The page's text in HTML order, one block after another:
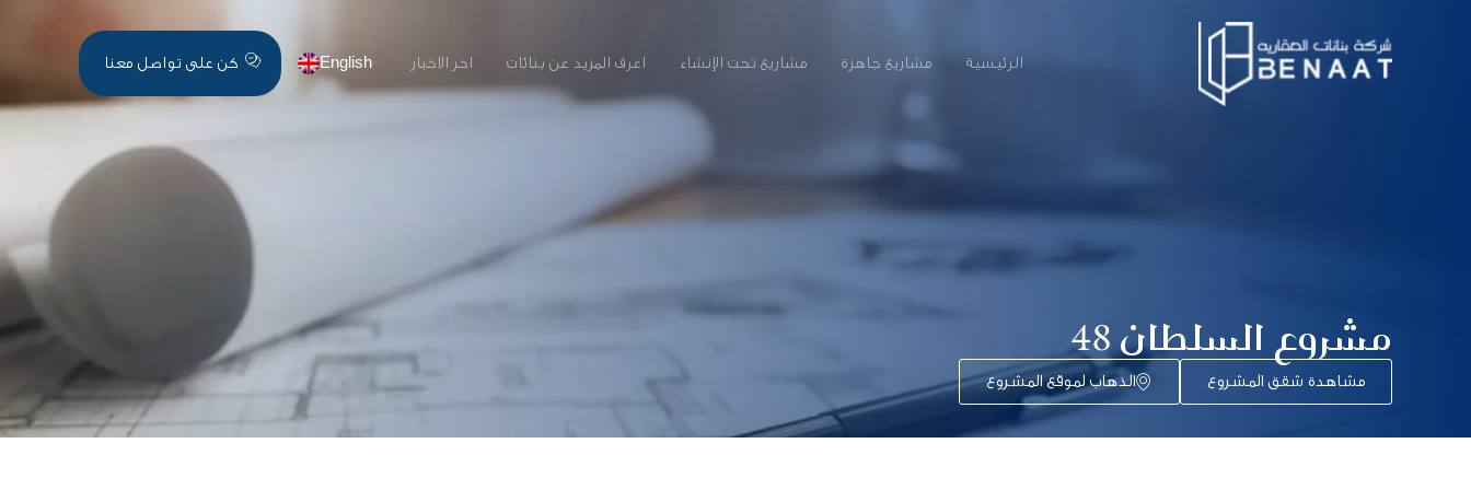
English الرئيسية مشاريع جاهزة مشاريع تحت الإنشاء اعرف المزيد عن بنائات اخر الاخبار كن على تواصل معنا
مشروع السلطان 48
مشاهدة شقق المشروع الذهاب لموقع المشروع